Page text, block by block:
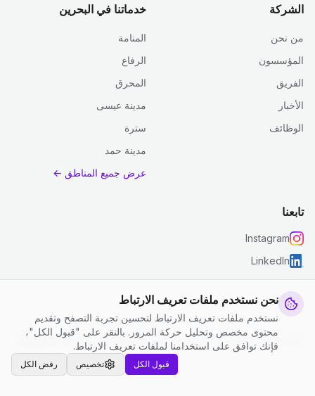
نحن نستخدم ملفات تعريف الارتباط
نستخدم ملفات تعريف الارتباط لتحسين تجربة التصفح وتقديم
محتوى مخصص وتحليل حركة المرور. بالنقر على "قبول الكل"،
فإنك توافق على استخدامنا لملفات تعريف الارتباط.
رفض الكل تخصيص قبول الكل
الشركة
من نحن
المؤسسون
الفريق
الأخبار
الوظائف
خدماتنا في البحرين
المنامة
الرفاع
المحرق
مدينة عيسى
سترة
مدينة حمد
عرض جميع المناطق ←
تابعنا
Instagram
LinkedIn
© 2026 جست كلين. جميع الحقوق محفوظة.
سياسة الخصوصية
الشروط والأحكام | إعدادات ملفات تعريف الارتباط